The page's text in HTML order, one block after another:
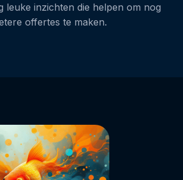
leuke inzichten die helpen om nog
offertes te maken.